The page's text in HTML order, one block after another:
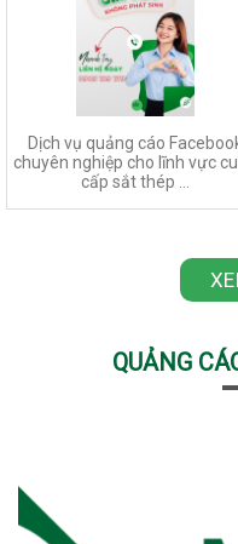
Dịch vụ quảng cáo
chuyên nghiệp cho lĩnh vực
cấp sắt thép ...
QUẢNG